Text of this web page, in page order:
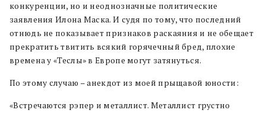
конкуренции, но и неоднозначные политические
заявления Илона Маска. И судя по тому, что последний
отнюдь не показывает признаков раскаяния и не обещает
прекратить твитить всякий горячечный бред, плохие
времена у «Теслы» в Европе могут затянуться.
По этому случаю – анекдот из моей прыщавой юности:
«Встречаются рэпер и металлист. Металлист грустно